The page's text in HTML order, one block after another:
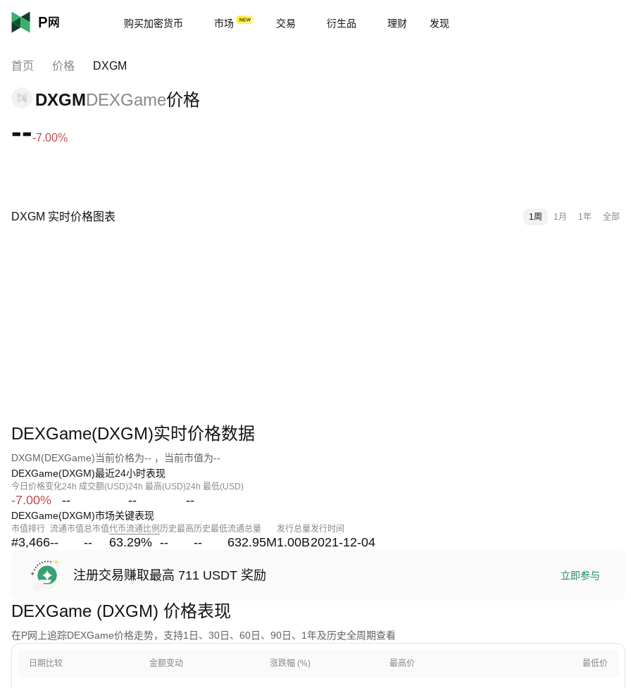
购买加密货币 市场 交易 衍生品 理财 发现
首页 价格 DXGM
DXGMDEXGame价格
---7.00%
DXGM 实时价格图表 1周 1月 1年 全部
DEXGame(DXGM)实时价格数据
DXGM(DEXGame)当前价格为-- ，当前市值为--
DEXGame(DXGM)最近24小时表现
今日价格变化
-7.00%
24h 成交额(USD)
--
24h 最高(USD)
--
24h 最低(USD)
--
DEXGame(DXGM)市场关键表现
市值排行
#3,466
流通市值
--
总市值
--
代币流通比例
63.29%
历史最高
--
历史最低
--
流通总量
632.95M
发行总量
1.00B
发行时间
2021-12-04
注册交易赚取最高 711 USDT 奖励 立即参与
DEXGame (DXGM) 价格表现
在P网上追踪DEXGame价格走势，支持1日、30日、60日、90日、1年及历史全周期查看
日期比较 金额变动 涨跌幅 (%) 最高价 最低价